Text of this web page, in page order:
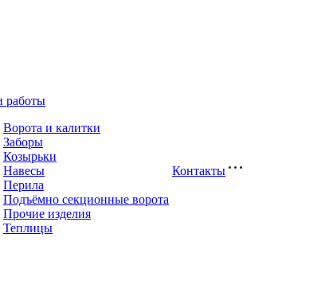
работы
Ворота и калитки
Заборы
Козырьки
Навесы
Перила
Подъёмно секционные ворота
Прочие изделия
Теплицы
Контакты